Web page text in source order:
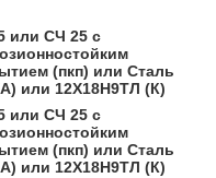
или СЧ 25 с
(пкп) или Сталь
или 12Х18Н9ТЛ (К)
или СЧ 25 с
(пкп) или Сталь
или 12Х18Н9ТЛ (К)